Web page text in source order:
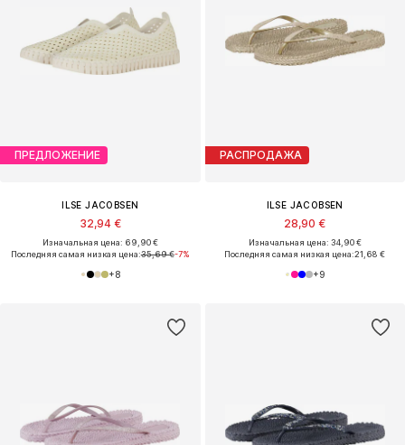
ПРЕДЛОЖЕНИЕ
ILSE JACOBSEN
32,94 €
Изначальная цена: 69,90 €
Последняя самая низкая цена:35,69 €-7%
+8
РАСПРОДАЖА
ILSE JACOBSEN
28,90 €
Изначальная цена: 34,90 €
Последняя самая низкая цена:21,68 €
+9